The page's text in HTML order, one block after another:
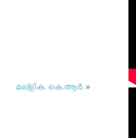
മല്‌ളിക. കെ.ആര്‍. »